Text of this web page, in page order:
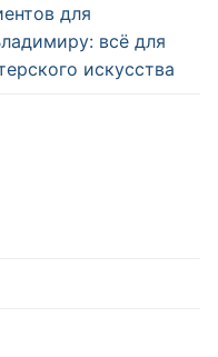
для
всё для
искусства